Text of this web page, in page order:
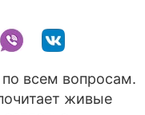
всем вопросам.
живые